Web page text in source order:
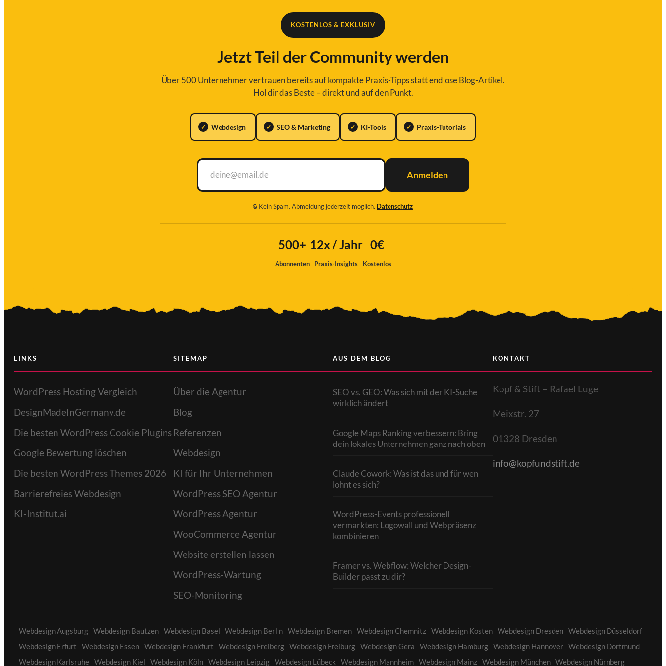
KOSTENLOS & EXKLUSIV
Jetzt Teil der Community werden
Über 500 Unternehmer vertrauen bereits auf kompakte Praxis-Tipps statt endlose Blog-Artikel.
Hol dir das Beste – direkt und auf den Punkt.
Webdesign SEO & Marketing KI-Tools Praxis-Tutorials
Anmelden
Ich
🔒 Kein Spam. Abmeldung jederzeit möglich. Datenschutz
500+
Abonnenten
12x / Jahr
Praxis-Insights
0€
Kostenlos
LINKS
WordPress Hosting Vergleich
DesignMadeInGermany.de
Die besten WordPress Cookie Plugins
Google Bewertung löschen
Die besten WordPress Themes 2026
Barrierefreies Webdesign
KI-Institut.ai
SITEMAP
Über die Agentur
Blog
Referenzen
Webdesign
KI für Ihr Unternehmen
WordPress SEO Agentur
WordPress Agentur
WooCommerce Agentur
Website erstellen lassen
WordPress-Wartung
SEO-Monitoring
AUS DEM BLOG
SEO vs. GEO: Was sich mit der KI-Suche
wirklich ändert
Google Maps Ranking verbessern: Bring
dein lokales Unternehmen ganz nach oben
Claude Cowork: Was ist das und für wen
lohnt es sich?
WordPress-Events professionell
vermarkten: Logowall und Webpräsenz
kombinieren
Framer vs. Webflow: Welcher Design-
Builder passt zu dir?
KONTAKT
Kopf & Stift – Rafael Luge
Meixstr. 27
01328 Dresden
info@kopfundstift.de
Webdesign Augsburg Webdesign Bautzen Webdesign Basel Webdesign Berlin Webdesign Bremen Webdesign Chemnitz Webdesign Kosten Webdesign Dresden Webdesign Düsseldorf
Webdesign Erfurt
Webdesign Essen Webdesign Frankfurt Webdesign Freiberg Webdesign Freiburg Webdesign Gera Webdesign Hamburg Webdesign Hannover Webdesign Dortmund
Webdesign Karlsruhe
Webdesign Kiel Webdesign Köln Webdesign Leipzig Webdesign Lübeck Webdesign Mannheim Webdesign Mainz Webdesign München Webdesign Nürnberg